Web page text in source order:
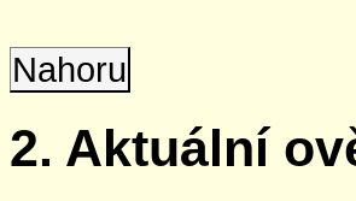
Nahoru
2. Aktuální